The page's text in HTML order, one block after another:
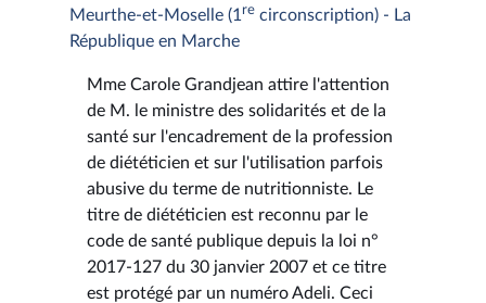
Meurthe-et-Moselle (1 re circonscription) - La
République en Marche
Mme Carole Grandjean attire l'attention
de M. le ministre des solidarités et de la
santé sur l'encadrement de la profession
de diététicien et sur l'utilisation parfois
abusive du terme de nutritionniste. Le
titre de diététicien est reconnu par le
code de santé publique depuis la loi n°
2017-127 du 30 janvier 2007 et ce titre
est protégé par un numéro Adeli. Ceci